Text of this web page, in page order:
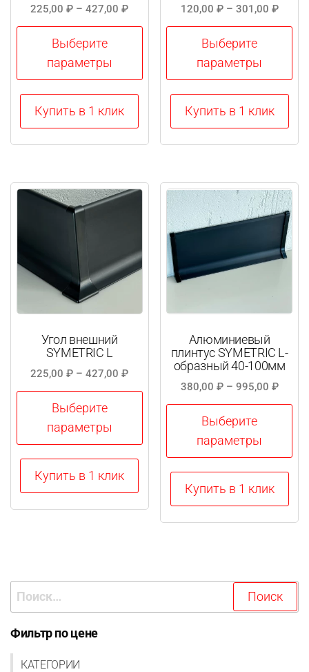
225,00₽ – 427,00₽Диапазон
цен:
Выберите
параметры
Этот
товар
Опции
странице
товара.
Купить в 1 клик
120,00 ₽ – 301,00 ₽
цен:
Выберите
параметры
Этот
товар
Опции
можно
выбрать
на
странице
Купить в 1 клик
Угол внешний
SYMETRIC L
225,00₽ – 427,00₽Диапазон
цен:
225,00 ₽
Выберите
параметры
Этот
товар
можно
выбрать
странице
товара.
Купить в 1 клик
Алюминиевый
плинтус SYMETRIC L-
образный 40-100мм
380,00 ₽ – 995,00 ₽
цен:
Выберите
параметры
Этот
товар
выбрать
Купить в 1 клик
Найти:
Фильтр по цене
КАТЕГОРИИ